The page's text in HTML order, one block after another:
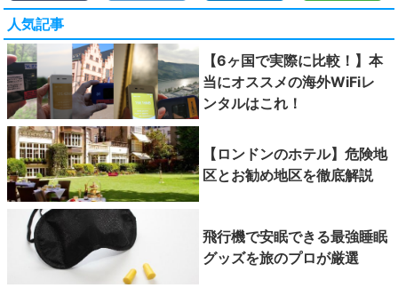
人気記事
【6ヶ国で実際に比較！】本
当にオススメの海外WiFiレ
ンタルはこれ！
【ロンドンのホテル】危険地
区とお勧め地区を徹底解説
飛行機で安眠できる最強睡眠
グッズを旅のプロが厳選